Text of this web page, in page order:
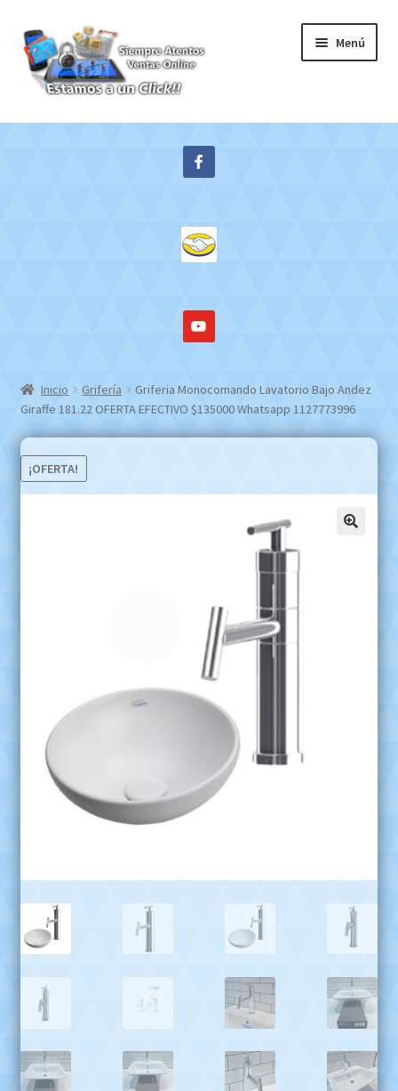
Ir
a
la
navegación
Ir
al
contenido
Menú
Inicio
Inicio Grifería
Griferia Monocomando Lavatorio Bajo Andez
Giraffe 181.22 OFERTA EFECTIVO $135000 Whatsapp 1127773996
¡OFERTA!